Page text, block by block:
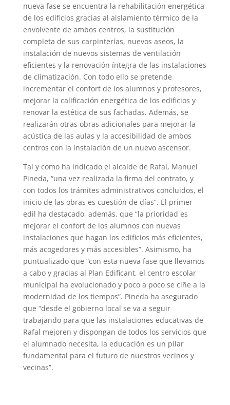
nueva fase se encuentra la rehabilitación energética
de los edificios gracias al aislamiento térmico de la
envolvente de ambos centros, la sustitución
completa de sus carpinterías, nuevos aseos, la
instalación de nuevos sistemas de ventilación
eficientes y la renovación íntegra de las instalaciones
de climatización. Con todo ello se pretende
incrementar el confort de los alumnos y profesores,
mejorar la calificación energética de los edificios y
renovar la estética de sus fachadas. Además, se
realizarán otras obras adicionales para mejorar la
acústica de las aulas y la accesibilidad de ambos
centros con la instalación de un nuevo ascensor.
Tal y como ha indicado el alcalde de Rafal, Manuel
Pineda, “una vez realizada la firma del contrato, y
con todos los trámites administrativos concluidos, el
inicio de las obras es cuestión de días”. El primer
edil ha destacado, además, que “la prioridad es
mejorar el confort de los alumnos con nuevas
instalaciones que hagan los edificios más eficientes,
más acogedores y más accesibles”. Asimismo, ha
puntualizado que “con esta nueva fase que llevamos
a cabo y gracias al Plan Edificant, el centro escolar
municipal ha evolucionado y poco a poco se ciñe a la
modernidad de los tiempos”. Pineda ha asegurado
que “desde el gobierno local se va a seguir
trabajando para que las instalaciones educativas de
Rafal mejoren y dispongan de todos los servicios que
el alumnado necesita, la educación es un pilar
fundamental para el futuro de nuestros vecinos y
vecinas”.